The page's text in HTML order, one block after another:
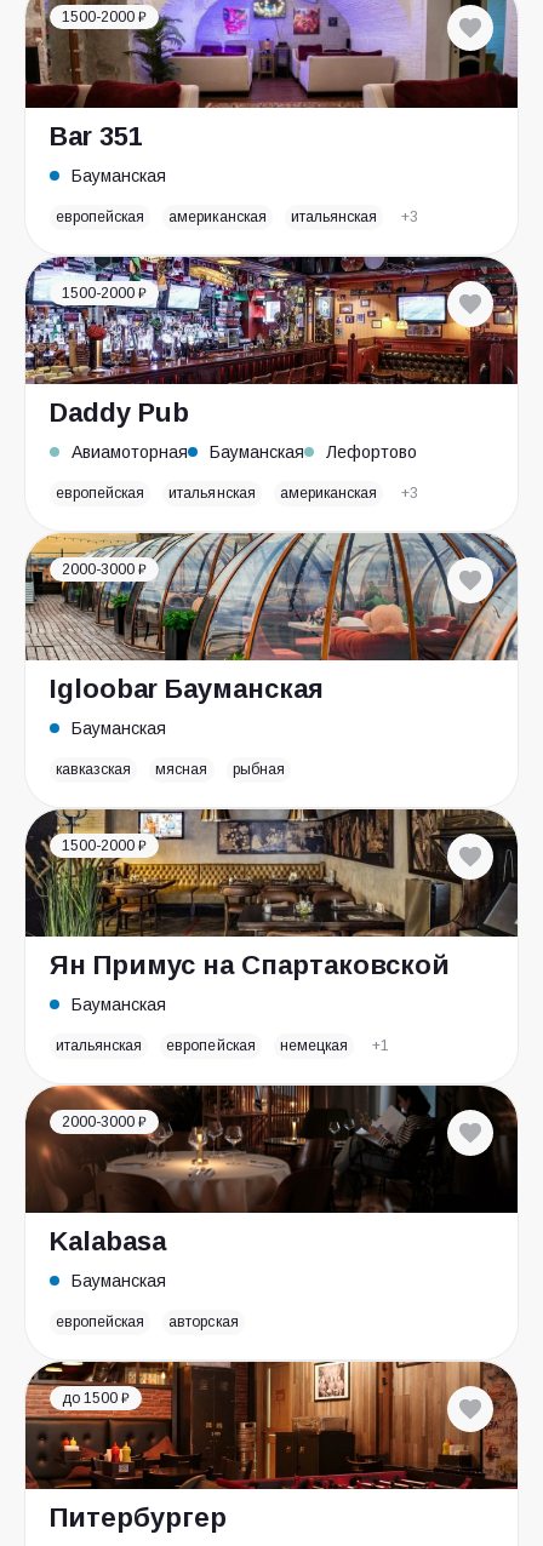
1500-2000 ₽
Bar 351
Бауманская
европейская американская итальянская +3
1500-2000 ₽
Daddy Pub
Авиамоторная Бауманская Лефортово
европейская итальянская американская +3
2000-3000 ₽
Igloobar Бауманская
Бауманская
кавказская мясная рыбная
1500-2000 ₽
Ян Примус на Спартаковской
Бауманская
итальянская европейская немецкая +1
2000-3000 ₽
Kalabasa
Бауманская
европейская авторская
до 1500 ₽
Питербургер